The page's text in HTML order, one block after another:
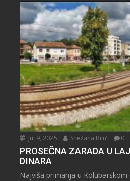
Jul 9, 2025 Snežana Bilić 0
PROSEČNA ZARADA U
DINARA
Najviša primanja u